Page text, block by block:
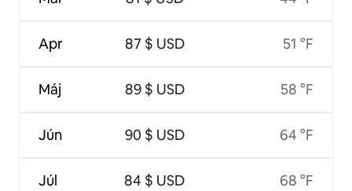
Apr
Máj
Jún
Júl
87 $ USD
89 $ USD
90 $ USD
84 $ USD
51 °F
58 °F
64 °F
68 °F